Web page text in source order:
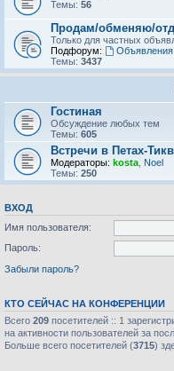
Темы: 56
Продам/обменяю/
Только для частных
Подфорум:
Объявления
Темы: 3437
Гостиная
Обсуждение любых тем
Темы: 605
Встречи в Петах-
Модераторы: kosta Noel
Темы: 250
ВХОД
Имя пользователя:
Пароль:
Забыли пароль?
КТО СЕЙЧАС НА КОНФЕРЕНЦИИ
Всего 209 посетителей :: 1
на активности пользователей за
Больше всего посетителей (3715)